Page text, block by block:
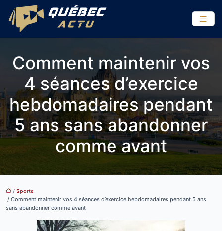
Comment maintenir vos
4 séances d’exercice
hebdomadaires pendant
5 ans sans abandonner
comme avant
/ Sports
/ Comment maintenir vos 4 séances d’exercice hebdomadaires pendant 5 ans
sans abandonner comme avant